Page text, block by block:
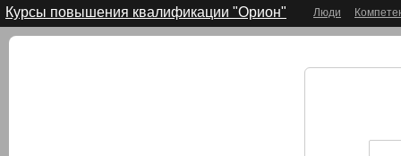
Курсы повышения квалификации "Орион" Люди